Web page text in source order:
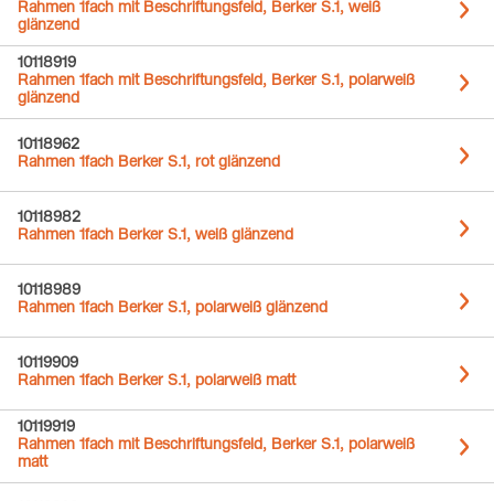
Rahmen 1fach mit Beschriftungsfeld, Berker S.1, weiß
glänzend
10118919
Rahmen 1fach mit Beschriftungsfeld, Berker S.1, polarweiß
glänzend
10118962
Rahmen 1fach Berker S.1, rot glänzend
10118982
Rahmen 1fach Berker S.1, weiß glänzend
10118989
Rahmen 1fach Berker S.1, polarweiß glänzend
10119909
Rahmen 1fach Berker S.1, polarweiß matt
10119919
Rahmen 1fach mit Beschriftungsfeld, Berker S.1, polarweiß
matt